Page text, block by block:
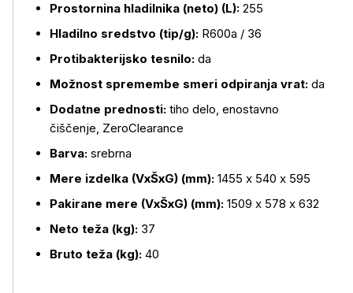
Več o izdelku
Prostornina hladilnika (neto) (L): 255
Hladilno sredstvo (tip/g): R600a / 36
Protibakterijsko tesnilo: da
Možnost spremembe smeri odpiranja vrat: da
Dodatne prednosti: tiho delo, enostavno
čiščenje, ZeroClearance
Barva: srebrna
Mere izdelka (VxŠxG) (mm): 1455 x 540 x 595
Pakirane mere (VxŠxG) (mm): 1509 x 578 x 632
Neto teža (kg): 37
Bruto teža (kg): 40